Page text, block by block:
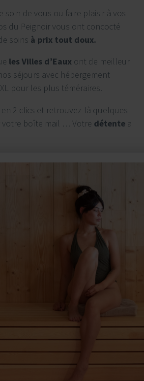
soin de vous ou faire plaisir à vos
du Peignoir vous ont concocté
soins à prix tout doux.
les Villes d’Eaux ont de meilleur
séjours avec hébergement
pour les plus téméraires.
2 clics et retrouvez-là quelques
votre boîte mail … Votre détente a